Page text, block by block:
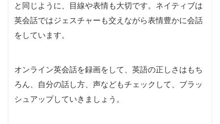
と同じように、目線や表情も大切です。ネイティブは
英会話ではジェスチャーも交えながら表情豊かに会話
をしています。
オンライン英会話を録画をして、英語の正しさはもち
ろん、自分の話し方、声などもチェックして、ブラッ
シュアップしていきましょう。